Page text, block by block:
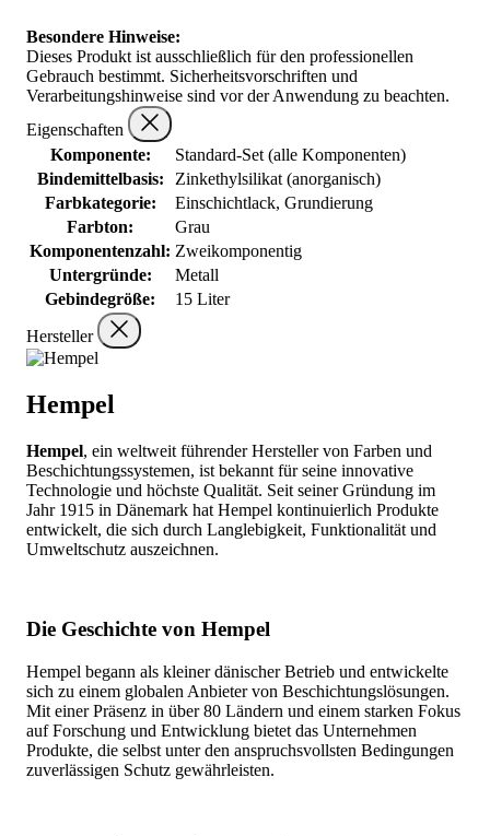
Besondere Hinweise:
Dieses Produkt ist ausschließlich für den professionellen
Gebrauch bestimmt. Sicherheitsvorschriften und
Verarbeitungshinweise sind vor der Anwendung zu beachten.
Eigenschaften
Komponente:
Standard-Set (alle Komponenten)
Bindemittelbasis:
Zinkethylsilikat (anorganisch)
Farbkategorie:
Einschichtlack, Grundierung
Farbton:
Grau
Komponentenzahl: Zweikomponentig
Untergründe:
Metall
Gebindegröße:
15 Liter
Hersteller
Hempel
Hempel, ein weltweit führender Hersteller von Farben und
Beschichtungssystemen, ist bekannt für seine innovative
Technologie und höchste Qualität. Seit seiner Gründung im
Jahr 1915 in Dänemark hat Hempel kontinuierlich Produkte
entwickelt, die sich durch Langlebigkeit, Funktionalität und
Umweltschutz auszeichnen.
Die Geschichte von Hempel
Hempel begann als kleiner dänischer Betrieb und entwickelte
sich zu einem globalen Anbieter von Beschichtungslösungen.
Mit einer Präsenz in über 80 Ländern und einem starken Fokus
auf Forschung und Entwicklung bietet das Unternehmen
Produkte, die selbst unter den anspruchsvollsten Bedingungen
zuverlässigen Schutz gewährleisten.